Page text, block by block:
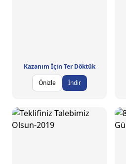
Kazanım İçin Ter Döktük
Önizle
İndir